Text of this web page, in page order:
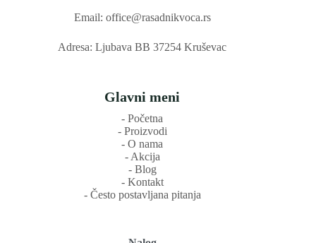
Email: office@rasadnikvoca.rs
Adresa: Ljubava BB 37254 Kruševac
Glavni meni
‐ Početna
‐ Proizvodi
‐ O nama
‐ Akcija
‐ Blog
‐ Kontakt
‐ Često postavljana pitanja